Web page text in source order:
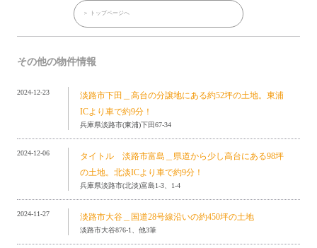
＞ トップページへ
その他の物件情報
2024-12-23
淡路市下田＿高台の分譲地にある約52坪の土地。東浦
ICより車で約9分！
兵庫県淡路市(東浦)下田67-34
2024-12-06
タイトル 淡路市富島＿県道から少し高台にある98坪
の土地。北淡ICより車で約9分！
兵庫県淡路市(北淡)富島1-3、1-4
2024-11-27 淡路市大谷＿国道28号線沿いの約450坪の土地
淡路市大谷876-1、他3筆